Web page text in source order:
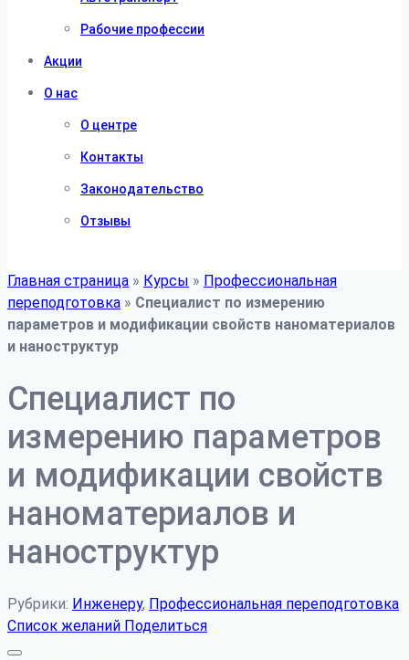
Рабочие профессии
Акции
О нас
О центре
Контакты
Законодательство
Отзывы
Главная страница » Курсы » Профессиональная
переподготовка » Специалист по измерению
параметров и модификации свойств наноматериалов
и наноструктур
Специалист по
измерению параметров
и модификации свойств
наноматериалов и
наноструктур
Рубрики: Инженеру, Профессиональная переподготовка
Список желаний Поделиться